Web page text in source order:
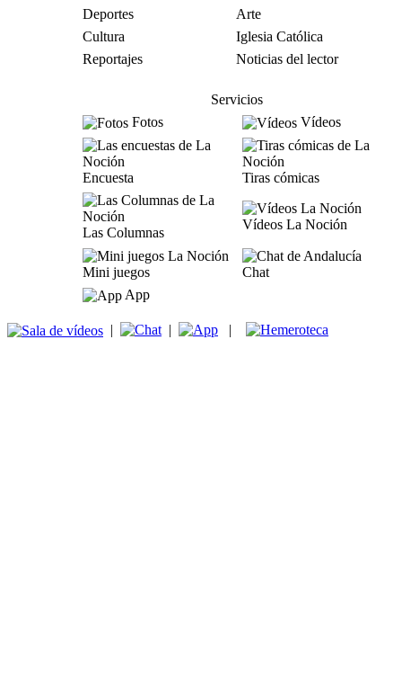
Deportes
Arte
Cultura
Iglesia Católica
Reportajes
Noticias del lector
Servicios
Fotos
Vídeos
Encuesta Tiras cómicas
Las Columnas
Vídeos La Noción
Mini juegos
Chat
App
| | |